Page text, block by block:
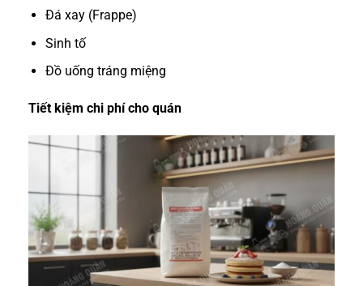
Đá xay (Frappe)
Sinh tố
Đồ uống tráng miệng
Tiết kiệm chi phí cho quán